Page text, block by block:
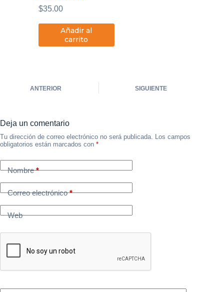
$35.00
Añadir al
carrito
ANTERIOR SIGUIENTE
Deja un comentario
Tu dirección de correo electrónico no será publicada. Los campos
obligatorios están marcados con *
Nombre*
Correo electrónico*
Web